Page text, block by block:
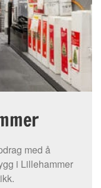
med å
i Lillehammer